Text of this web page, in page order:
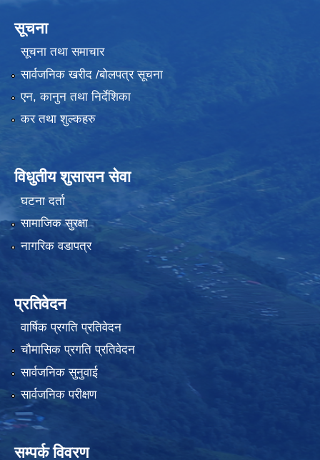
सूचना
सूचना तथा समाचार
सार्वजनिक खरीद /बोलपत्र सूचना
एन, कानुन तथा निर्देशिका
कर तथा शुल्कहरु
विधुतीय शुसासन सेवा
घटना दर्ता
सामाजिक सुरक्षा
नागरिक वडापत्र
प्रतिवेदन
वार्षिक प्रगति प्रतिवेदन
चौमासिक प्रगति प्रतिवेदन
सार्वजनिक सुनुवाई
सार्वजनिक परीक्षण
सम्पर्क विवरण